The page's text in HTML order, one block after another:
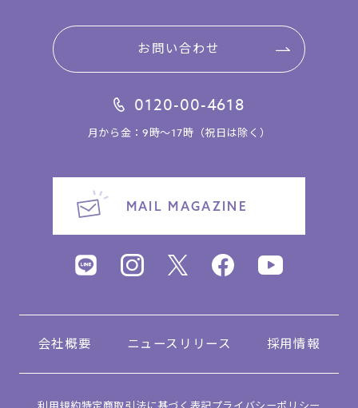
お問い合わせ
0120-00-4618
月から金：9時～17時（祝日は除く）
MAIL MAGAZINE
会社概要 ニュースリリース 採用情報